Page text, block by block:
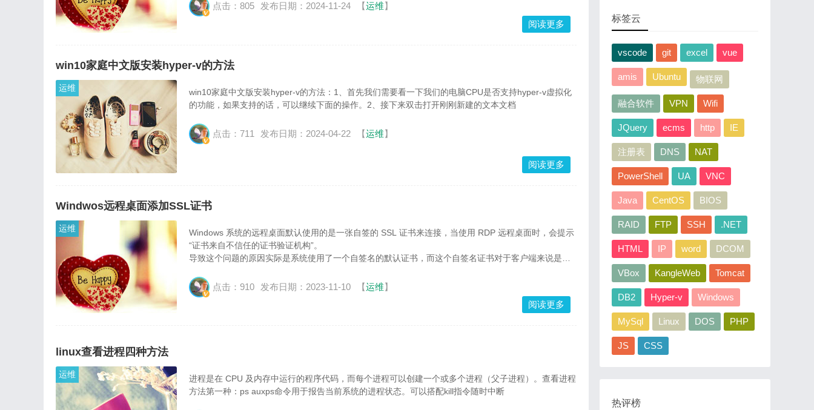
点击：805 发布日期：2024-11-24 【运维】
阅读更多
win10家庭中文版安装hyper-v的方法
运维
win10家庭中文版安装hyper-v的方法：1、首先我们需要看一下我们的电脑CPU是否支持hyper-v虚拟化
的功能，如果支持的话，可以继续下面的操作。2、接下来双击打开刚刚新建的文本文档
点击：711 发布日期：2024-04-22 【运维】
阅读更多
Windwos远程桌面添加SSL证书
运维
Windows 系统的远程桌面默认使用的是一张自签的 SSL 证书来连接，当使用 RDP 远程桌面时，会提示
“证书来自不信任的证书验证机构”。
导致这个问题的原因实际是系统使用了一个自签名的默认证书，而这个自签名证书对于客户端来说是不
点击：910 发布日期：2023-11-10 【运维】
阅读更多
linux查看进程四种方法
运维
进程是在 CPU 及内存中运行的程序代码，而每个进程可以创建一个或多个进程（父子进程）。查看进程
方法第一种：ps auxps命令用于报告当前系统的进程状态。可以搭配kill指令随时中断
标签云
vscode git excel vue
amis Ubuntu 物联网
融合软件 VPN Wifi
JQuery ecms http IE
注册表 DNS NAT
PowerShell UA VNC
Java CentOS BIOS
RAID FTP SSH .NET
HTML IP word DCOM
VBox KangleWeb Tomcat
DB2 Hyper-v Windows
MySql Linux DOS PHP
JS CSS
热评榜